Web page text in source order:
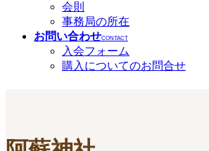
会則
事務局の所在
お問い合わせCONTACT
入会フォーム
購入についてのお問合せ